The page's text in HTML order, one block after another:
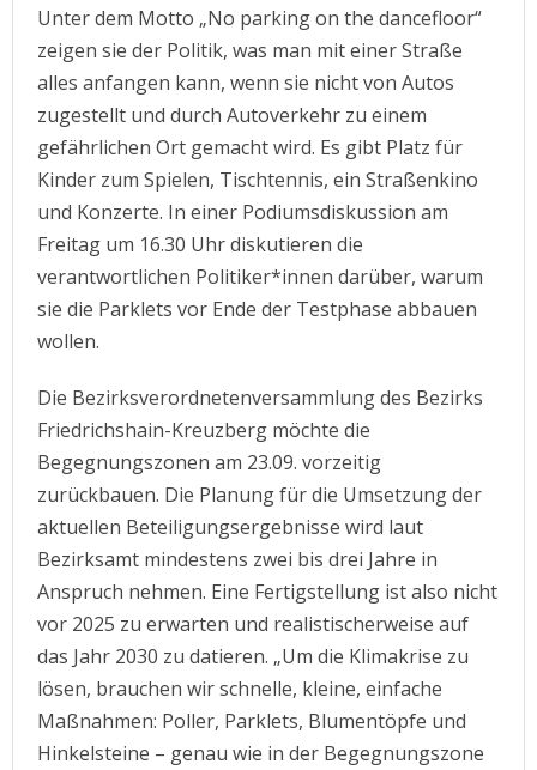
Unter dem Motto „No parking on the dancefloor“
zeigen sie der Politik, was man mit einer Straße
alles anfangen kann, wenn sie nicht von Autos
zugestellt und durch Autoverkehr zu einem
gefährlichen Ort gemacht wird. Es gibt Platz für
Kinder zum Spielen, Tischtennis, ein Straßenkino
und Konzerte. In einer Podiumsdiskussion am
Freitag um 16.30 Uhr diskutieren die
verantwortlichen Politiker*innen darüber, warum
sie die Parklets vor Ende der Testphase abbauen
wollen.
Die Bezirksverordnetenversammlung des Bezirks
Friedrichshain-Kreuzberg möchte die
Begegnungszonen am 23.09. vorzeitig
zurückbauen. Die Planung für die Umsetzung der
aktuellen Beteiligungsergebnisse wird laut
Bezirksamt mindestens zwei bis drei Jahre in
Anspruch nehmen. Eine Fertigstellung ist also nicht
vor 2025 zu erwarten und realistischerweise auf
das Jahr 2030 zu datieren. „Um die Klimakrise zu
lösen, brauchen wir schnelle, kleine, einfache
Maßnahmen: Poller, Parklets, Blumentöpfe und
Hinkelsteine – genau wie in der Begegnungszone